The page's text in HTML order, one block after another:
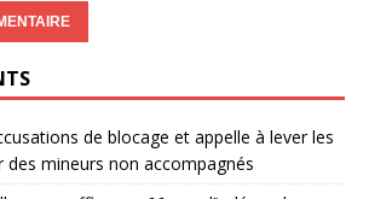
de blocage et appelle à lever les
mineurs non accompagnés